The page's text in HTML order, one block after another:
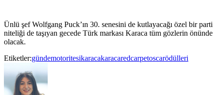
Ünlü şef Wolfgang Puck’ın 30. senesini de kutlayacağı özel bir parti
niteliği de taşıyan gecede Türk markası Karaca tüm gözlerin önünde
olacak.
Etiketler:gündemotoritesikaracakaracaredcarpetoscarödülleri